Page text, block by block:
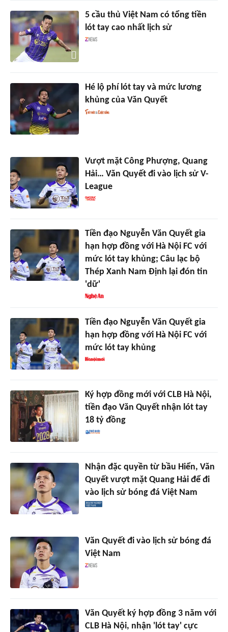
5 cầu thủ Việt Nam có tổng tiền
lót tay cao nhất lịch sử
Hé lộ phí lót tay và mức lương
khủng của Văn Quyết
Vượt mặt Công Phượng, Quang
Hải… Văn Quyết đi vào lịch sử V-
League
Tiền đạo Nguyễn Văn Quyết gia
hạn hợp đồng với Hà Nội FC với
mức lót tay khủng; Câu lạc bộ
Thép Xanh Nam Định lại đón tin
'dữ'
Tiền đạo Nguyễn Văn Quyết gia
hạn hợp đồng với Hà Nội FC với
mức lót tay khủng
Ký hợp đồng mới với CLB Hà Nội,
tiền đạo Văn Quyết nhận lót tay
18 tỷ đồng
Nhận đặc quyền từ bầu Hiển, Văn
Quyết vượt mặt Quang Hải để đi
vào lịch sử bóng đá Việt Nam
Văn Quyết đi vào lịch sử bóng đá
Việt Nam
Văn Quyết ký hợp đồng 3 năm với
CLB Hà Nội, nhận 'lót tay' cực